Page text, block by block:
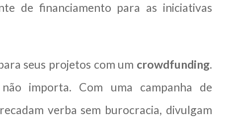
de financiamento para as iniciativas
seus projetos com um crowdfunding.
importa. Com uma campanha de
verba sem burocracia, divulgam